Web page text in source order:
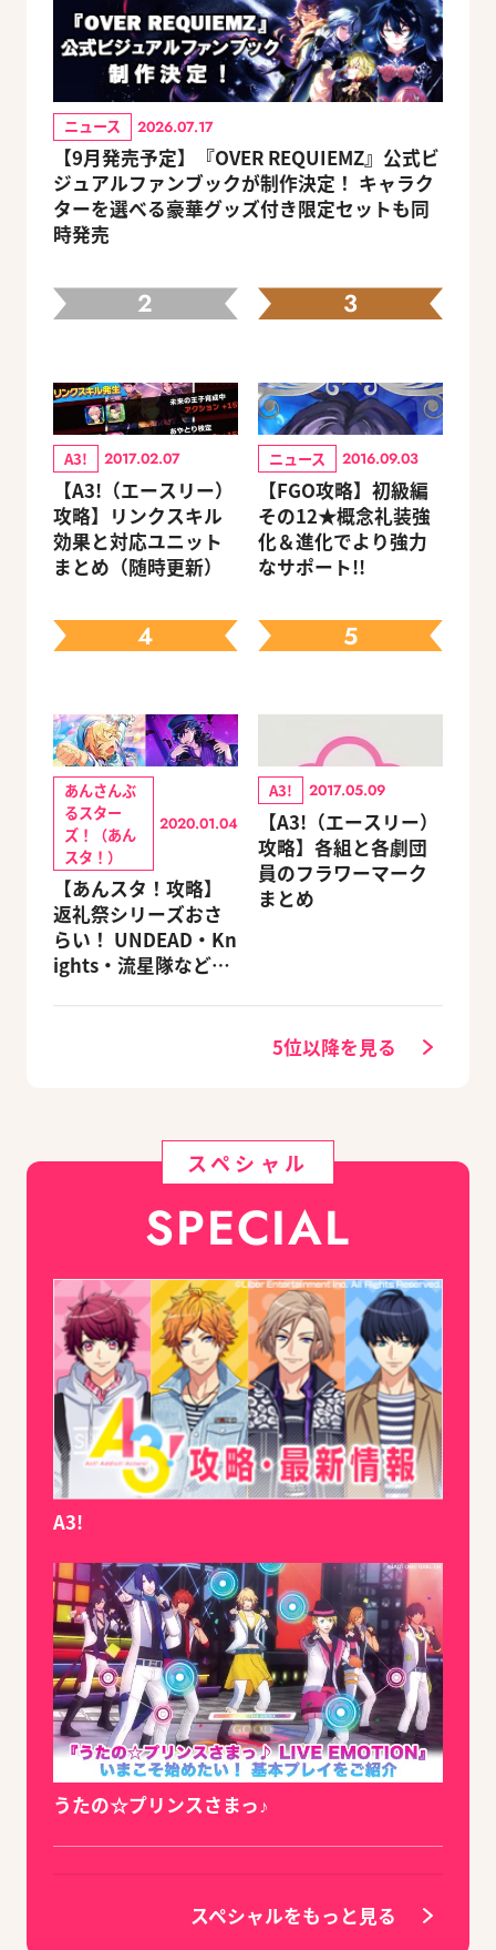
ニュース 2026.07.17
【9月発売予定】『OVER REQUIEMZ』公式ビ
ジュアルファンブックが制作決定！ キャラク
ターを選べる豪華グッズ付き限定セットも同
時発売
2
A3! 2017.02.07
【A3!（エースリー）
攻略】リンクスキル
効果と対応ユニット
まとめ（随時更新）
3
ニュース 2016.09.03
【FGO攻略】初級編
その12★概念礼装強
化＆進化でより強力
なサポート!!
4
あんさんぶ
るスター
ズ！（あん
スタ！）
2020.01.04
【あんスタ！攻略】
返礼祭シリーズおさ
らい！ UNDEAD・Kn
ights・流星隊など、
5
A3! 2017.05.09
【A3!（エースリー）
攻略】各組と各劇団
員のフラワーマーク
まとめ
5位以降を見る
スペシャル
SPECIAL
A3!
うたの☆プリンスさまっ♪
スペシャルをもっと見る